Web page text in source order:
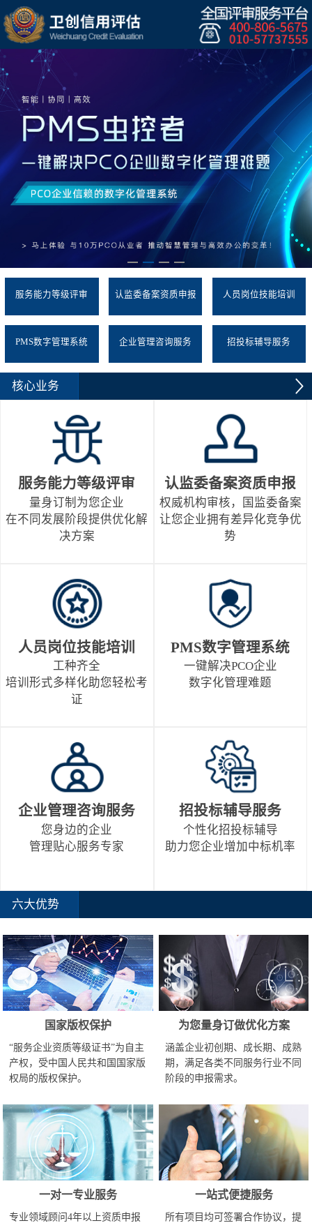
服务能力等级评审 认监委备案资质申报 人员岗位技能培训
PMS数字管理系统 企业管理咨询服务 招投标辅导服务
核心业务
服务能力等级评审
量身订制为您企业
在不同发展阶段提供优化解
决方案
认监委备案资质申报
权威机构审核，国监委备案
让您企业拥有差异化竞争优
势
人员岗位技能培训
工种齐全
培训形式多样化助您轻松考
证
PMS数字管理系统
一键解决PCO企业
数字化管理难题
企业管理咨询服务
您身边的企业
管理贴心服务专家
招投标辅导服务
个性化招投标辅导
助力您企业增加中标机率
六大优势
国家版权保护
“服务企业资质等级证书”为自主
产权，受中国人民共和国国家版
权局的版权保护。
为您量身订做优化方案
涵盖企业初创期、成长期、成熟
期，满足各类不同服务行业不同
阶段的申报需求。
一对一专业服务
专业领域顾问4年以上资质申报
一站式便捷服务
所有项目均可签署合作协议，提